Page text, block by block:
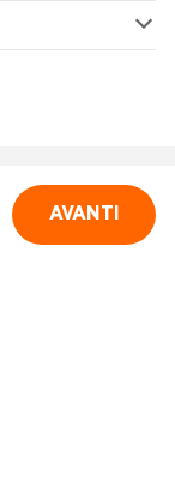
AVANTI